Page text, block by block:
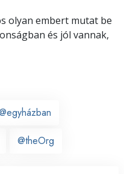
olyan embert mutat be
és jól vannak,
@theOrg